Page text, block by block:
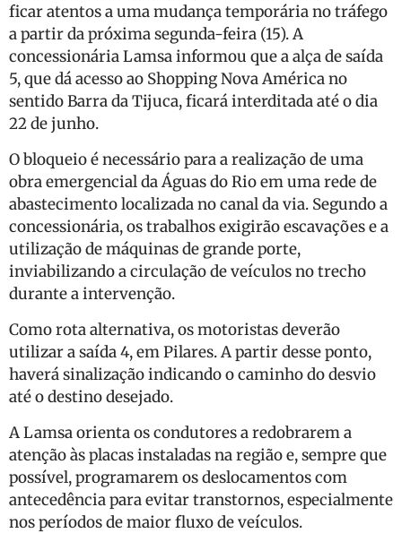
ficar atentos a uma mudança temporária no tráfego
a partir da próxima segunda-feira (15). A
concessionária Lamsa informou que a alça de saída
5, que dá acesso ao Shopping Nova América no
sentido Barra da Tijuca, ficará interditada até o dia
22 de junho.
O bloqueio é necessário para a realização de uma
obra emergencial da Águas do Rio em uma rede de
abastecimento localizada no canal da via. Segundo a
concessionária, os trabalhos exigirão escavações e a
utilização de máquinas de grande porte,
inviabilizando a circulação de veículos no trecho
durante a intervenção.
Como rota alternativa, os motoristas deverão
utilizar a saída 4, em Pilares. A partir desse ponto,
haverá sinalização indicando o caminho do desvio
até o destino desejado.
A Lamsa orienta os condutores a redobrarem a
atenção às placas instaladas na região e, sempre que
possível, programarem os deslocamentos com
antecedência para evitar transtornos, especialmente
nos períodos de maior fluxo de veículos.